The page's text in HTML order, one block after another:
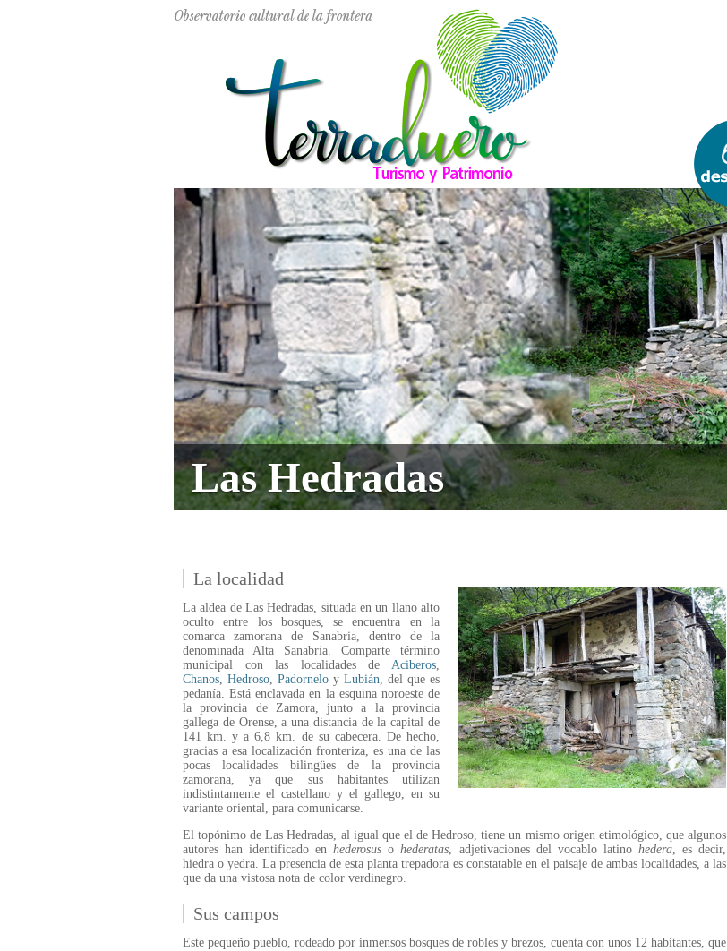
Las Hedradas
La localidad
La aldea de Las Hedradas, situada en un llano alto
oculto entre los bosques, se encuentra en la
comarca zamorana de Sanabria, dentro de la
denominada Alta Sanabria. Comparte término
municipal con las localidades de Aciberos,
Chanos, Hedroso, Padornelo y Lubián, del que es
pedanía. Está enclavada en la esquina noroeste de
la provincia de Zamora, junto a la provincia
gallega de Orense, a una distancia de la capital de
141 km. y a 6,8 km. de su cabecera. De hecho,
gracias a esa localización fronteriza, es una de las
pocas localidades bilingües de la provincia
zamorana, ya que sus habitantes utilizan
indistintamente el castellano y el gallego, en su
variante oriental, para comunicarse.
El topónimo de Las Hedradas, al igual que el de Hedroso, tiene un mismo origen etimológico, que algunos
autores han identificado enhederosus ohederatas, adjetivaciones del vocablo latino hedera, es decir,
hiedra o yedra. La presencia de esta planta trepadora es constatable en el paisaje de ambas localidades, a las
que da una vistosa nota de color verdinegro.
Sus campos
Este pequeño pueblo, rodeado por inmensos bosques de robles y brezos, cuenta con unos 12 habitantes, que